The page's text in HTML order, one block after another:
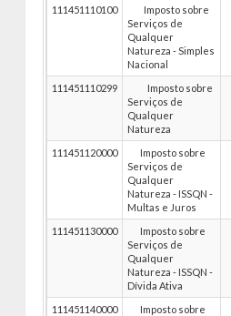
111451110100
Imposto sobre
Serviços de
Qualquer
Natureza - Simples
Nacional
111451110299
Imposto sobre
Serviços de
Qualquer
Natureza
111451120000
Imposto sobre
Serviços de
Qualquer
Natureza - ISSQN -
Multas e Juros
111451130000
Imposto sobre
Serviços de
Qualquer
Natureza - ISSQN -
Dívida Ativa
111451140000
Imposto sobre